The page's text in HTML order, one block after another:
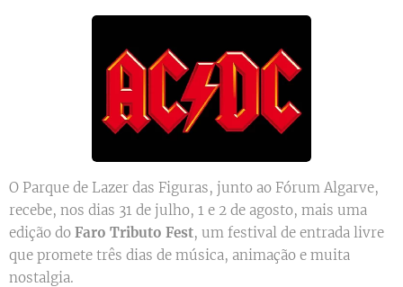
O Parque de Lazer das Figuras, junto ao Fórum Algarve,
recebe, nos dias 31 de julho, 1 e 2 de agosto, mais uma
edição do Faro Tributo Fest, um festival de entrada livre
que promete três dias de música, animação e muita
nostalgia.